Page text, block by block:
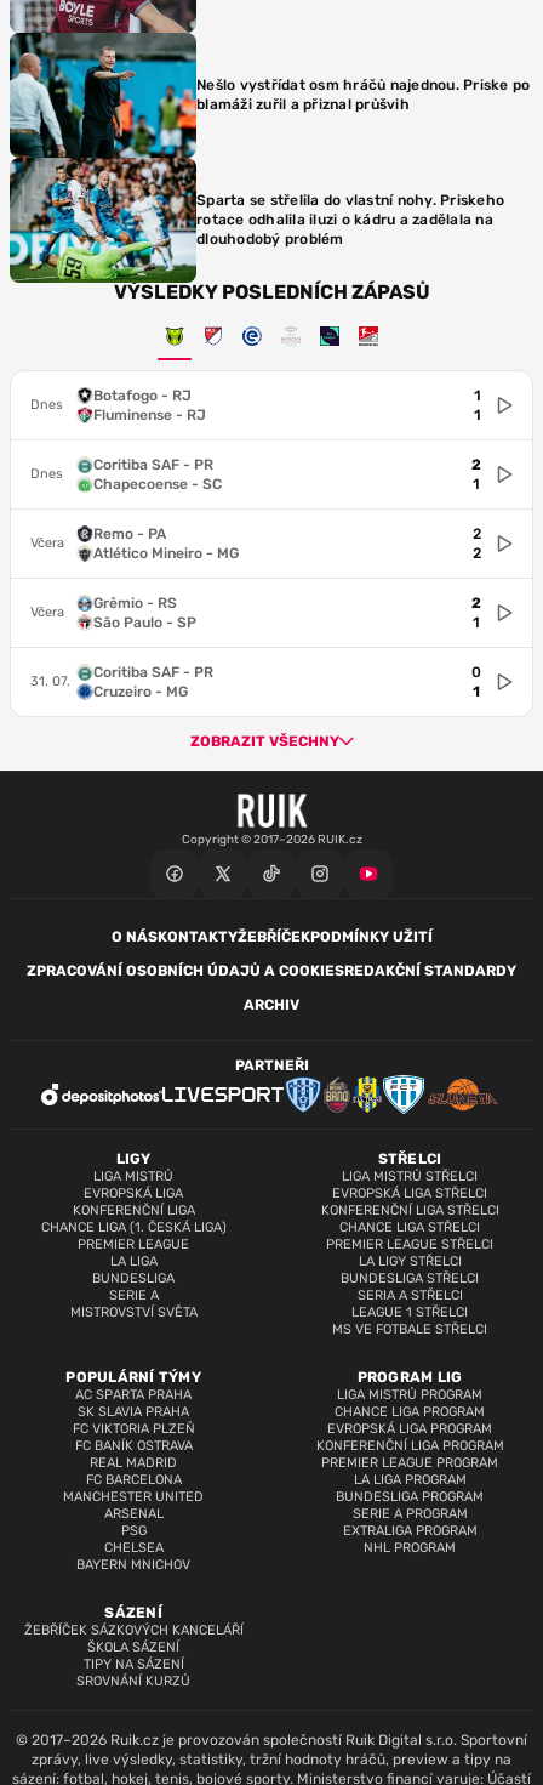
Nešlo vystřídat osm hráčů najednou. Priske po
blamáži zuřil a přiznal průšvih
Sparta se střelila do vlastní nohy. Priskeho
rotace odhalila iluzi o kádru a zadělala na
dlouhodobý problém
VÝSLEDKY POSLEDNÍCH ZÁPASŮ
Dnes
Botafogo - RJ
Fluminense - RJ
1
1
Dnes
Coritiba SAF - PR
Chapecoense - SC
2
1
Včera
Remo - PA
Atlético Mineiro - MG
2
2
Včera
Grêmio - RS
São Paulo - SP
2
1
31. 07.
Coritiba SAF - PR
Cruzeiro - MG
0
1
ZOBRAZIT VŠECHNY
Copyright © 2017–2026 RUIK.cz
O NÁSKONTAKTYŽEBŘÍČEKPODMÍNKY UŽITÍ
ZPRACOVÁNÍ OSOBNÍCH ÚDAJŮ A COOKIESREDAKČNÍ STANDARDY
ARCHIV
LIGY
LIGA MISTRŮ
EVROPSKÁ LIGA
KONFERENČNÍ LIGA
CHANCE LIGA (1. ČESKÁ LIGA)
PREMIER LEAGUE
LA LIGA
BUNDESLIGA
SERIE A
MISTROVSTVÍ SVĚTA
STŘELCI
LIGA MISTRŮ STŘELCI
EVROPSKÁ LIGA STŘELCI
KONFERENČNÍ LIGA STŘELCI
CHANCE LIGA STŘELCI
PREMIER LEAGUE STŘELCI
LA LIGY STŘELCI
BUNDESLIGA STŘELCI
SERIA A STŘELCI
LEAGUE 1 STŘELCI
MS VE FOTBALE STŘELCI
POPULÁRNÍ TÝMY
AC SPARTA PRAHA
SK SLAVIA PRAHA
FC VIKTORIA PLZEŇ
FC BANÍK OSTRAVA
REAL MADRID
FC BARCELONA
MANCHESTER UNITED
ARSENAL
PSG
CHELSEA
BAYERN MNICHOV
PROGRAM LIG
LIGA MISTRŮ PROGRAM
CHANCE LIGA PROGRAM
EVROPSKÁ LIGA PROGRAM
KONFERENČNÍ LIGA PROGRAM
PREMIER LEAGUE PROGRAM
LA LIGA PROGRAM
BUNDESLIGA PROGRAM
SERIE A PROGRAM
EXTRALIGA PROGRAM
NHL PROGRAM
SÁZENÍ
ŽEBŘÍČEK SÁZKOVÝCH KANCELÁŘÍ
ŠKOLA SÁZENÍ
TIPY NA SÁZENÍ
SROVNÁNÍ KURZŮ
PARTNEŘI
© 2017–2026 Ruik.cz je provozován společností Ruik Digital s.r.o. Sportovní
zprávy, live výsledky, statistiky, tržní hodnoty hráčů, preview a tipy na
sázení: fotbal, hokej, tenis, bojové sporty. Ministerstvo financí varuje: Účastí